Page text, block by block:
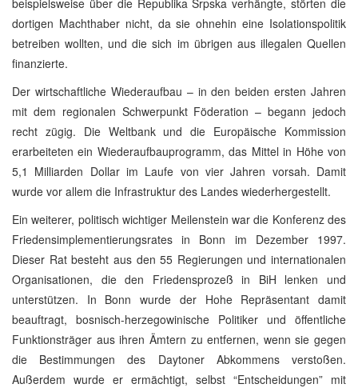
dortigen Machthaber nicht, da sie ohnehin eine Isolationspolitik
betreiben wollten, und die sich im übrigen aus illegalen Quellen
finanzierte.
Der wirtschaftliche Wiederaufbau – in den beiden ersten Jahren
mit dem regionalen Schwerpunkt Föderation – begann jedoch
recht zügig. Die Weltbank und die Europäische Kommission
erarbeiteten ein Wiederaufbauprogramm, das Mittel in Höhe von
5,1 Milliarden Dollar im Laufe von vier Jahren vorsah. Damit
wurde vor allem die Infrastruktur des Landes wiederhergestellt.
Ein weiterer, politisch wichtiger Meilenstein war die Konferenz des
Friedensimplementierungsrates in Bonn im Dezember 1997.
Dieser Rat besteht aus den 55 Regierungen und internationalen
Organisationen, die den Friedensprozeß in BiH lenken und
unterstützen. In Bonn wurde der Hohe Repräsentant damit
beauftragt, bosnisch-herzegowinische Politiker und öffentliche
Funktionsträger aus ihren Ämtern zu entfernen, wenn sie gegen
die Bestimmungen des Daytoner Abkommens verstoßen.
Außerdem wurde er ermächtigt, selbst “Entscheidungen” mit